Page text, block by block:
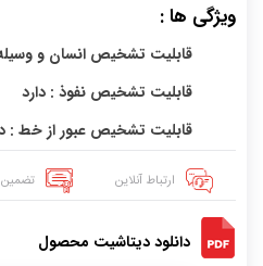
ویژگی ها :
قابلیت تشخیص انسان و وسیله
قابلیت تشخیص نفوذ : دارد
قابلیت تشخیص عبور از خط :
ارتباط آنلاین
دانلود دیتاشیت محصول